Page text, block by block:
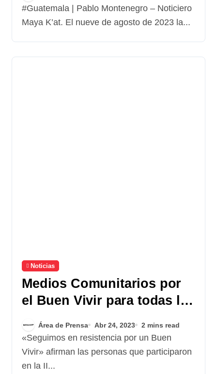
#Guatemala | Pablo Montenegro – Noticiero
Maya K’at. El nueve de agosto de 2023 la...
Noticias
Medios Comunitarios por
el Buen Vivir para todas las
personas
Área de Prensa Abr 24, 2023 2 mins read
«Seguimos en resistencia por un Buen
Vivir» afirman las personas que participaron
en la II...